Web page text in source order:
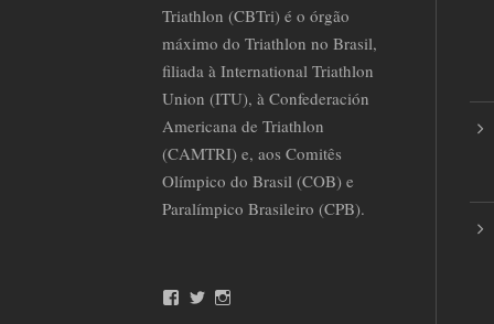
Triathlon (CBTri) é o órgão
máximo do Triathlon no Brasil,
filiada à International Triathlon
Union (ITU), à Confederación
Americana de Triathlon
(CAMTRI) e, aos Comitês
Olímpico do Brasil (COB) e
Paralímpico Brasileiro (CPB).
T